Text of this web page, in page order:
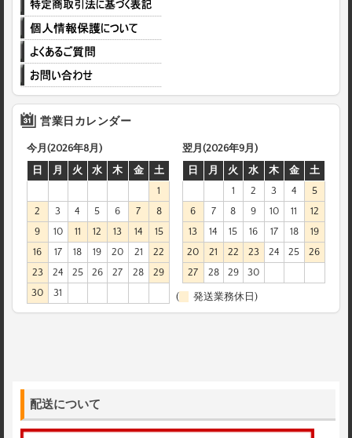
営業日カレンダー
今月(2026年8月)
日
月 火 水 木 金
土
1
2
3 4 5 6 7
8
9
10 11 12 13 14
15
16
17 18 19 20 21
22
23
24 25 26 27 28
29
30
31
翌月(2026年9月)
日
月 火 水 木 金
土
1
2 3 4
5
6
7 8 9 10 11
12
13
14 15 16 17 18
19
20
21 22 23 24 25
26
27
28 29 30
( 発送業務休日)
配送について